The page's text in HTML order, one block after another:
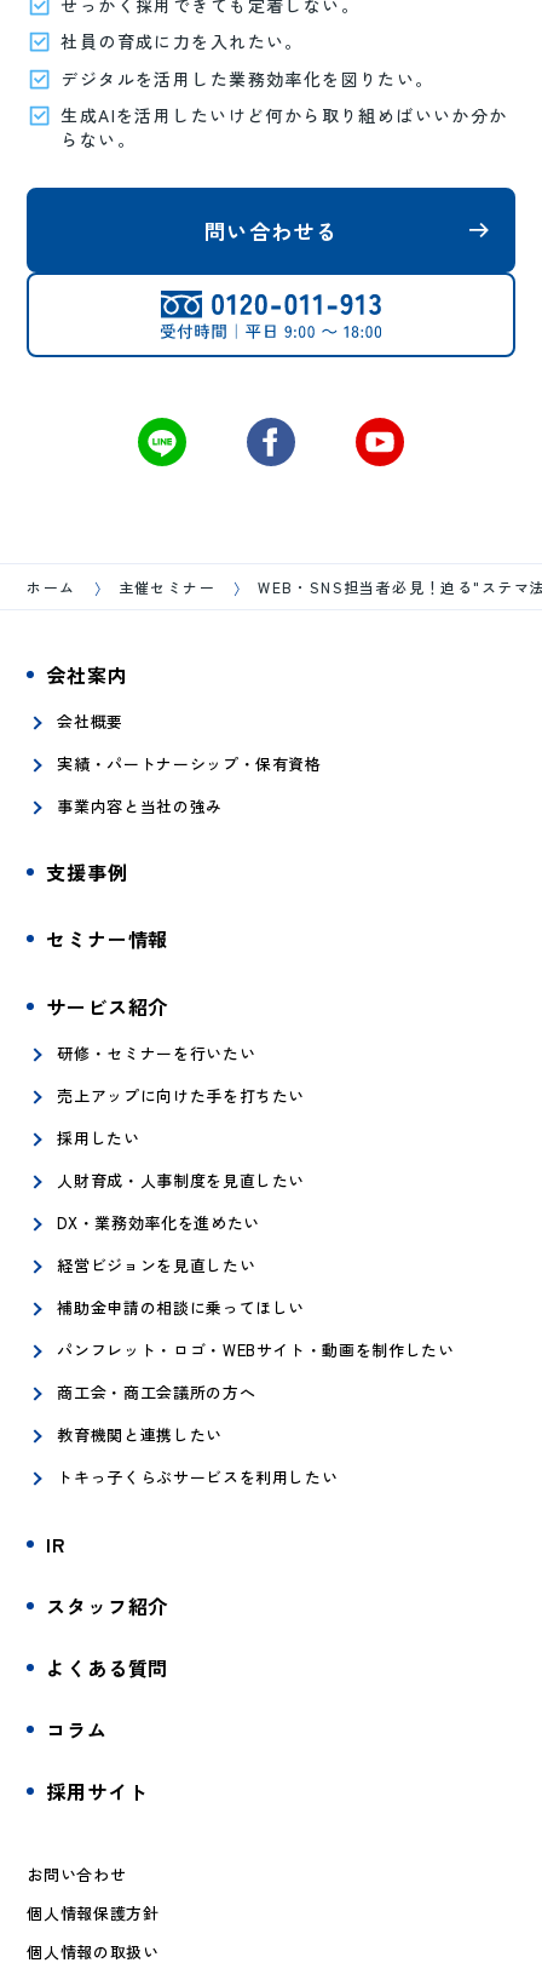
社員の育成に力を入れたい。
デジタルを活用した業務効率化を図りたい。
生成AIを活用したいけど何から取り組めばいいか分か
らない。
問い合わせる
ホーム 主催セミナー WEB・SNS担当者必見！迫る"ステマ
会社案内
会社概要
実績・パートナーシップ・保有資格
事業内容と当社の強み
支援事例
セミナー情報
サービス紹介
研修・セミナーを行いたい
売上アップに向けた手を打ちたい
採用したい
人財育成・人事制度を見直したい
DX・業務効率化を進めたい
経営ビジョンを見直したい
補助金申請の相談に乗ってほしい
パンフレット・ロゴ・WEBサイト・動画を制作したい
商工会・商工会議所の方へ
教育機関と連携したい
トキっ子くらぶサービスを利用したい
IR
スタッフ紹介
よくある質問
コラム
採用サイト
お問い合わせ
個人情報保護方針
個人情報の取扱い